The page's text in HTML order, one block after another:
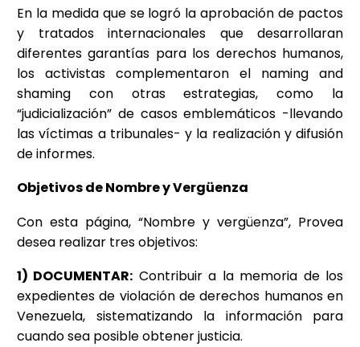
En la medida que se logró la aprobación de pactos
y tratados internacionales que desarrollaran
diferentes garantías para los derechos humanos,
los activistas complementaron el naming and
shaming con otras estrategias, como la
“judicialización” de casos emblemáticos -llevando
las víctimas a tribunales- y la realización y difusión
de informes.
Objetivos de Nombre y Vergüenza
Con esta página, “Nombre y vergüenza”, Provea
desea realizar tres objetivos:
1) DOCUMENTAR: Contribuir a la memoria de los
expedientes de violación de derechos humanos en
Venezuela, sistematizando la información para
cuando sea posible obtener justicia.